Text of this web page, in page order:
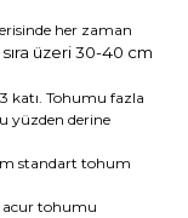
her zaman
üzeri 30-40 cm
katı. Tohumu fazla
yüzden derine
standart tohum
acur tohumu